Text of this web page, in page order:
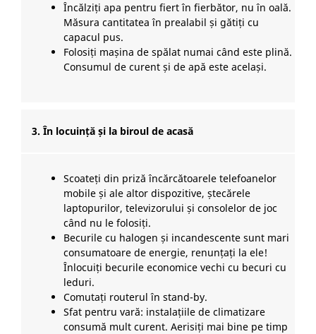
Încălziți apa pentru fiert în fierbător, nu în oală.
Măsura cantitatea în prealabil și gătiți cu
capacul pus.
Folosiți mașina de spălat numai când este plină.
Consumul de curent și de apă este același.
3. În locuință și la biroul de acasă
Scoateți din priză încărcătoarele telefoanelor
mobile și ale altor dispozitive, ștecărele
laptopurilor, televizorului și consolelor de joc
când nu le folosiți.
Becurile cu halogen și incandescente sunt mari
consumatoare de energie, renunțați la ele!
Înlocuiți becurile economice vechi cu becuri cu
leduri.
Comutați routerul în stand-by.
Sfat pentru vară: instalațiile de climatizare
consumă mult curent. Aerisiți mai bine pe timp